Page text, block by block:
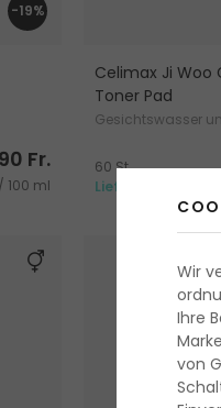
-19%
Fr.
100 ml
Celimax Ji Woo
Toner Pad
Gesichtswasser
60 St.
Lieferbar
Wir
Ihre
von